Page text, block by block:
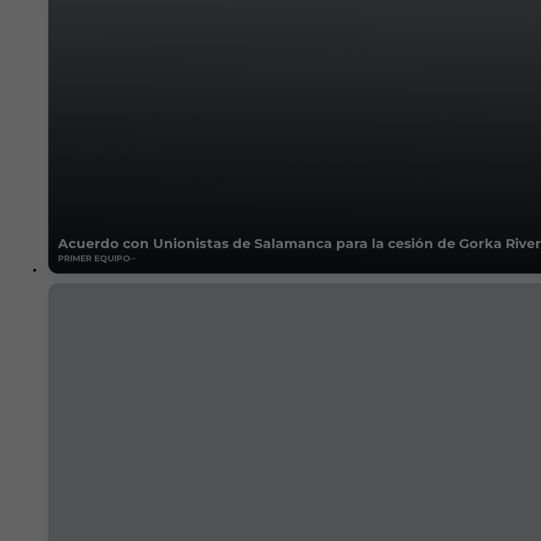
Acuerdo con Unionistas de Salamanca para la cesión de Gorka
PRIMER EQUIPO